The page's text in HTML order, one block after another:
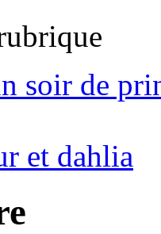
soir de
et dahlia